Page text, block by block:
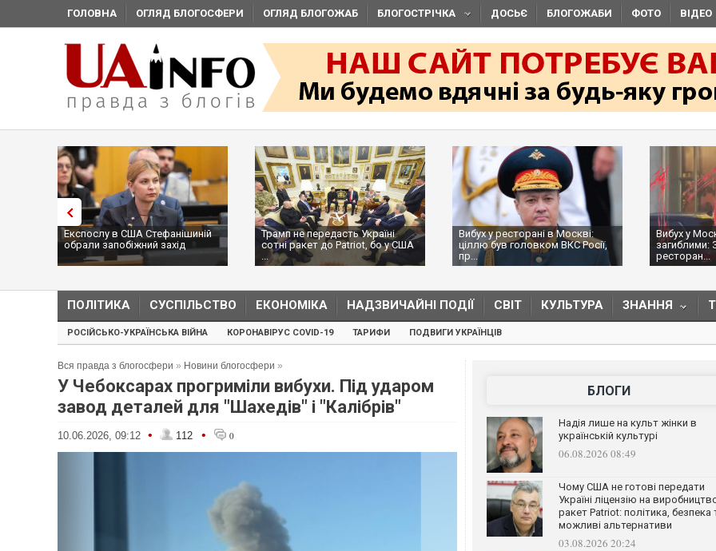
ГОЛОВНА ОГЛЯД БЛОГОСФЕРИ ОГЛЯД БЛОГОЖАБ БЛОГОСТРІЧКА ДОСЬЄ БЛОГОЖАБИ ФОТО ВІДЕО
Експослу в США Стефанішиній
обрали запобіжний захід
Трамп не передасть Україні
сотні ракет до Patriot, бо у США
...
Вибух у ресторані в Москві:
ціллю був головком ВКС Росії,
пр...
Вибух у
загиблими:
ресторан...
ПОЛІТИКА СУСПІЛЬСТВО ЕКОНОМІКА НАДЗВИЧАЙНІ ПОДІЇ СВІТ КУЛЬТУРА ЗНАННЯ
РОСІЙСЬКО-УКРАЇНСЬКА ВІЙНА КОРОНАВІРУС COVID-19 ТАРИФИ ПОДВИГИ УКРАЇНЦІВ
Вся правда з блогосфери » Новини блогосфери »
У Чебоксарах прогриміли вибухи. Під ударом
завод деталей для "Шахедів" і "Калібрів"
10.06.2026, 09:12 • 112 • 0
БЛОГИ
Надія лише на культ жінки в
українській культурі
06.08.2026 08:49
Чому США не готові передати
Україні ліцензію на
ракет Patriot: політика, безпека
можливі альтернативи
03.08.2026 20:24